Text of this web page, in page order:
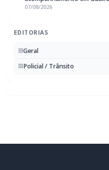
07/08/2026
EDITORIAS
Geral
Policial / Trânsito